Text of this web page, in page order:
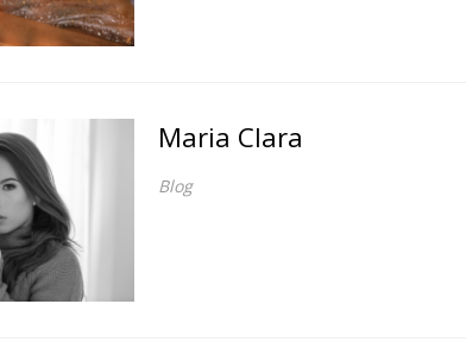
Maria Clara
Blog